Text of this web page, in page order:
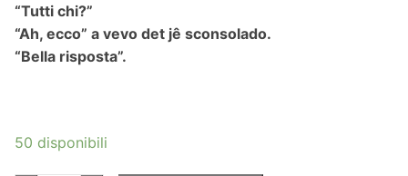
“Tutti chi?”
“Ah, ecco” a vevo det jê sconsolado.
“Bella risposta”.
50 disponibili